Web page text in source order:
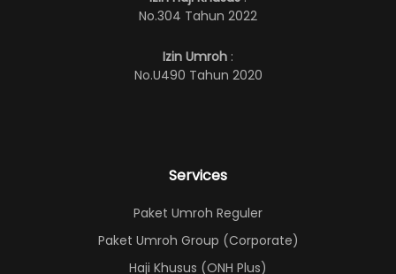
No.304 Tahun 2022
Izin Umroh :
No.U490 Tahun 2020
Services
Paket Umroh Reguler
Paket Umroh Group (Corporate)
Haji Khusus (ONH Plus)